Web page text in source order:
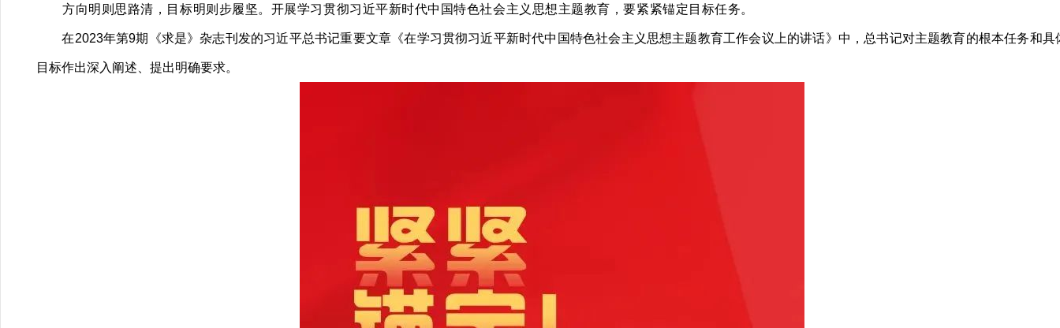
方向明则思路清，目标明则步履坚。开展学习贯彻习近平新时代中国特色社会主义思想主题教育，要紧紧锚定目标任务。
在2023年第9期《求是》杂志刊发的习近平总书记重要文章《在学习贯彻习近平新时代中国特色社会主义思想主题教育工作会议上的讲话》中，总书记对主题教育的根本任务和具
目标作出深入阐述、提出明确要求。